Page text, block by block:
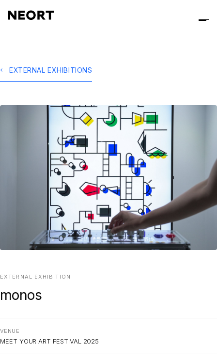
← EXTERNAL EXHIBITIONS
EXTERNAL EXHIBITION
monos
VENUE
MEET YOUR ART FESTIVAL 2025